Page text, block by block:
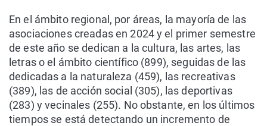
En el ámbito regional, por áreas, la mayoría de las
asociaciones creadas en 2024 y el primer semestre
de este año se dedican a la cultura, las artes, las
letras o el ámbito científico (899), seguidas de las
dedicadas a la naturaleza (459), las recreativas
(389), las de acción social (305), las deportivas
(283) y vecinales (255). No obstante, en los últimos
tiempos se está detectando un incremento de